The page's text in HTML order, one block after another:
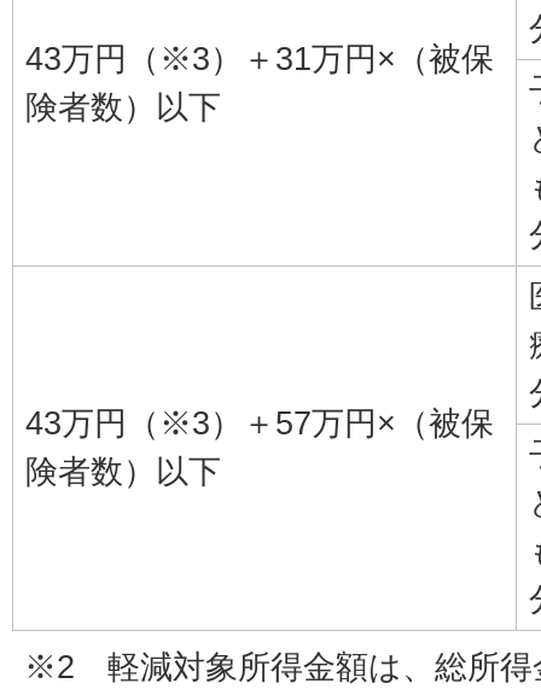
43万円（※3）＋31万円×（被保
険者数）以下
43万円（※3）＋57万円×（被保
険者数）以下
※2 軽減対象所得金額は、総所得